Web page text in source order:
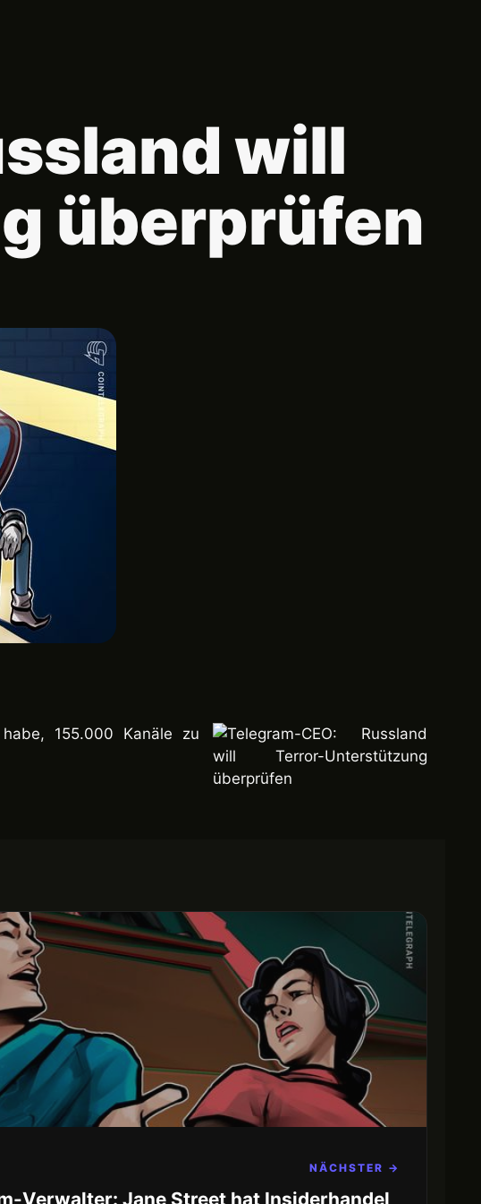
will
überprüfen
155.000 Kanäle zu
NÄCHSTER →
Verwalter: Jane Street hat Insiderhandel